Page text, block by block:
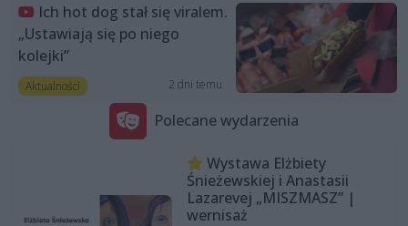
Ich hot dog stał się viralem.
„Ustawiają się po niego
kolejki”
Aktualności 2 dni temu
Polecane wydarzenia
Wystawa Elżbiety
Śnieżewskiej i Anastasii
Lazarevej „MISZMASZ” |
wernisaż